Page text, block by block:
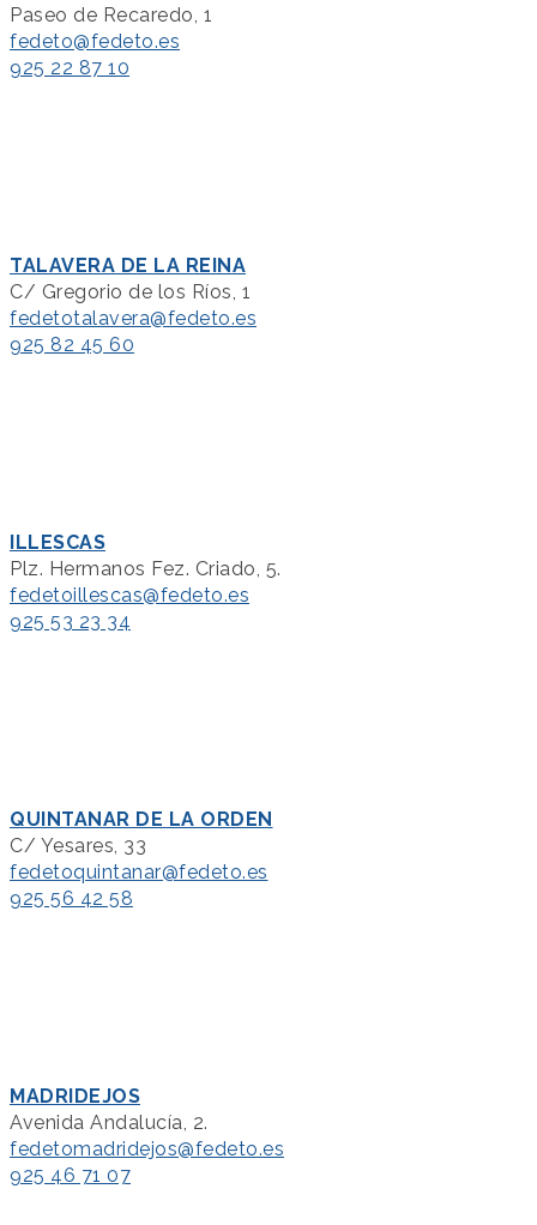
Paseo de Recaredo, 1
fedeto@fedeto.es
925 22 87 10
TALAVERA DE LA REINA
C/ Gregorio de los Ríos, 1
fedetotalavera@fedeto.es
925 82 45 60
ILLESCAS
Plz. Hermanos Fez. Criado, 5.
fedetoillescas@fedeto.es
925 53 23 34
QUINTANAR DE LA ORDEN
C/ Yesares, 33
fedetoquintanar@fedeto.es
925 56 42 58
MADRIDEJOS
Avenida Andalucía, 2.
fedetomadridejos@fedeto.es
925 46 71 07